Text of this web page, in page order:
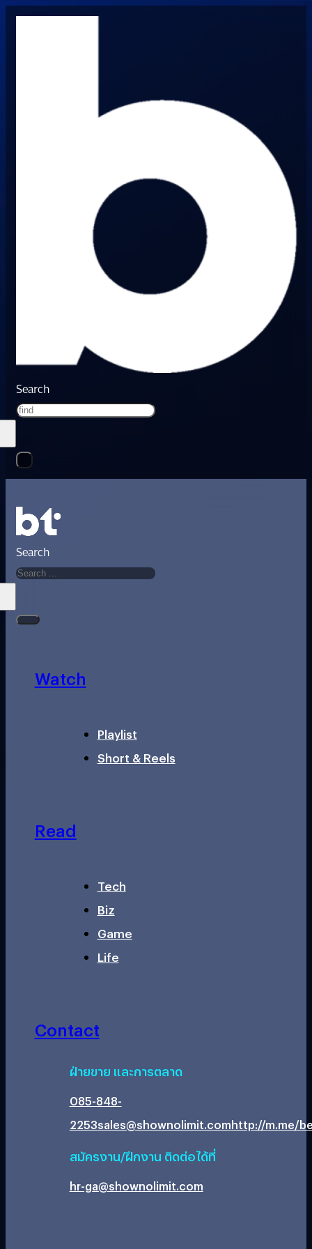
Search
Search
Watch
Playlist
Short & Reels
Read
Tech
Biz
Game
Life
Contact
ฝ่ายขาย และการตลาด
085-848-
2253sales@shownolimit.comhttp://m.me/
สมัครงาน/ฝึกงาน ติดต่อได้ที่
hr-ga@shownolimit.com